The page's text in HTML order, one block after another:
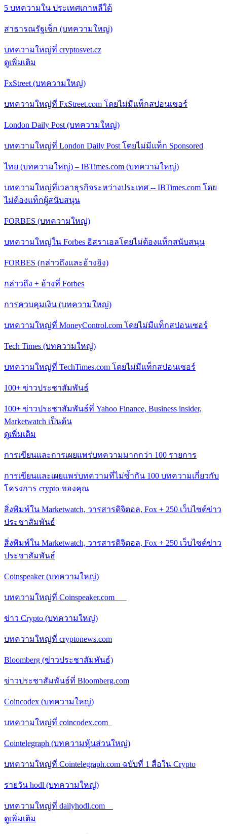
5 บทความใน ประเทศเกาหลีใต้
สาธารณรัฐเช็ก (บทความใหญ่)
บทความใหญ่ที่ cryptosvet.cz
ดูเพิ่มเติม
FxStreet (บทความใหญ่)
บทความใหญ่ที่ FxStreet.com โดยไม่มีแท็กสปอนเซอร์
London Daily Post (บทความใหญ่)
บทความใหญ่ที่ London Daily Post โดยไม่มีแท็ก Sponsored
ไทย (บทความใหญ่) – IBTimes.com (บทความใหญ่)
บทความใหญ่ที่เวลาธุรกิจระหว่างประเทศ -- IBTimes.com โดย
ไม่ต้องแท็กผู้สนับสนุน
FORBES (บทความใหญ่)
บทความใหญ่ใน Forbes อิสราเอลโดยไม่ต้องแท็กสนับสนุน
FORBES (กล่าวถึงและอ้างอิง)
กล่าวถึง + อ้างที่ Forbes
การควบคุมเงิน (บทความใหญ่)
บทความใหญ่ที่ MoneyControl.com โดยไม่มีแท็กสปอนเซอร์
Tech Times (บทความใหญ่)
บทความใหญ่ที่ TechTimes.com โดยไม่มีแท็กสปอนเซอร์
100+ ข่าวประชาสัมพันธ์
100+ ข่าวประชาสัมพันธ์ที่ Yahoo Finance, Business insider,
Marketwatch เป็นต้น
ดูเพิ่มเติม
การเขียนและการเผยแพร่บทความมากกว่า 100 รายการ
การเขียนและเผยแพร่บทความที่ไม่ซ้ำกัน 100 บทความเกี่ยวกับ
โครงการ crypto ของคุณ
สิ่งพิมพ์ใน Marketwatch, วารสารดิจิตอล, Fox + 250 เว็บไซต์ข่าว
ประชาสัมพันธ์
สิ่งพิมพ์ใน Marketwatch, วารสารดิจิตอล, Fox + 250 เว็บไซต์ข่าว
ประชาสัมพันธ์
Coinspeaker (บทความใหญ่)
บทความใหญ่ที่ Coinspeaker.com
ข่าว Crypto (บทความใหญ่)
บทความใหญ่ที่ cryptonews.com
Bloomberg (ข่าวประชาสัมพันธ์)
ข่าวประชาสัมพันธ์ที่ Bloomberg.com
Coincodex (บทความใหญ่)
บทความใหญ่ที่ coincodex.com
Cointelegraph (บทความหุ้นส่วนใหญ่)
บทความใหญ่ที่ Cointelegraph.com ฉบับที่ 1 สื่อใน Crypto
รายวัน hodl (บทความใหญ่)
บทความใหญ่ที่ dailyhodl.com
ดูเพิ่มเติม